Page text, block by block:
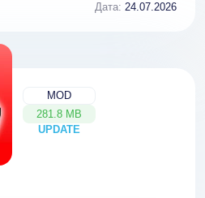
Дата: 24.07.2026
MOD
281.8 MB
UPDATE
NEW